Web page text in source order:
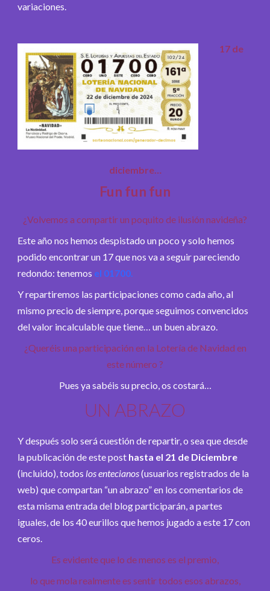
variaciones.
17 de
diciembre…
Fun fun fun
¿Volvemos a compartir un poquito de ilusión navideña?
Este año nos hemos despistado un poco y solo hemos
podido encontrar un 17 que nos va a seguir pareciendo
redondo: tenemos el 01700.
Y repartiremos las participaciones como cada año, al
mismo precio de siempre, porque seguimos convencidos
del valor incalculable que tiene… un buen abrazo.
¿Queréis una participación en la Lotería de Navidad en
este número ?
Pues ya sabéis su precio, os costará…
UN ABRAZO
Y después solo será cuestión de repartir, o sea que desde
la publicación de este post hasta el 21 de Diciembre
(incluido), todos los entecianos(usuarios registrados de la
web) que compartan “un abrazo” en los comentarios de
esta misma entrada del blog participarán, a partes
iguales, de los 40 eurillos que hemos jugado a este 17 con
ceros.
Es evidente que lo de menos es el premio,
lo que mola realmente es sentir todos esos abrazos,